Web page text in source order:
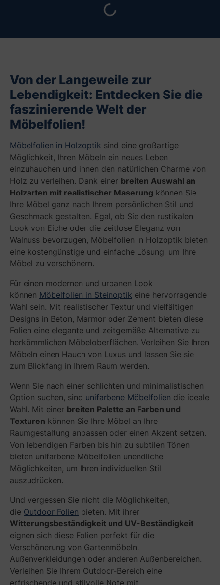
Loading...
Von der Langeweile zur
Lebendigkeit: Entdecken Sie die
faszinierende Welt der
Möbelfolien!
Möbelfolien in Holzoptik sind eine großartige
Möglichkeit, Ihren Möbeln ein neues Leben
einzuhauchen und ihnen den natürlichen Charme von
Holz zu verleihen. Dank einer breiten Auswahl an
Holzarten mit realistischer Maserung können Sie
Ihre Möbel ganz nach Ihrem persönlichen Stil und
Geschmack gestalten. Egal, ob Sie den rustikalen
Look von Eiche oder die zeitlose Eleganz von
Walnuss bevorzugen, Möbelfolien in Holzoptik bieten
eine kostengünstige und einfache Lösung, um Ihre
Möbel zu verschönern.
Für einen modernen und urbanen Look
können Möbelfolien in Steinoptik eine hervorragende
Wahl sein. Mit realistischer Textur und vielfältigen
Designs in Beton, Marmor oder Zement bieten diese
Folien eine elegante und zeitgemäße Alternative zu
herkömmlichen Möbeloberflächen. Verleihen Sie Ihren
Möbeln einen Hauch von Luxus und lassen Sie sie
zum Blickfang in Ihrem Raum werden.
Wenn Sie nach einer schlichten und minimalistischen
Option suchen, sind unifarbene Möbelfolien die ideale
Wahl. Mit einer breiten Palette an Farben und
Texturen können Sie Ihre Möbel an Ihre
Raumgestaltung anpassen oder einen Akzent setzen.
Von lebendigen Farben bis hin zu subtilen Tönen
bieten unifarbene Möbelfolien unendliche
Möglichkeiten, um Ihren individuellen Stil
auszudrücken.
Und vergessen Sie nicht die Möglichkeiten,
die Outdoor Folien bieten. Mit ihrer
Witterungsbeständigkeit und UV-Beständigkeit
eignen sich diese Folien perfekt für die
Verschönerung von Gartenmöbeln,
Außenverkleidungen oder anderen Außenbereichen.
Verleihen Sie Ihrem Outdoor-Bereich eine
erfrischende und stilvolle Note mit